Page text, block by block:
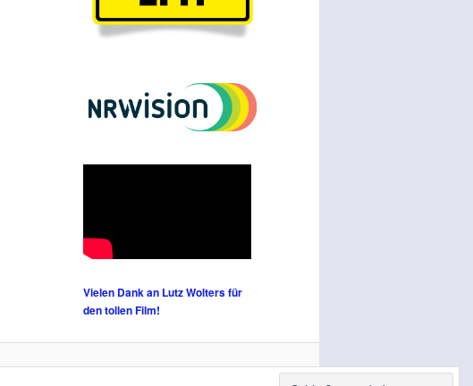
Vielen Dank an Lutz Wolters für
den tollen Film!